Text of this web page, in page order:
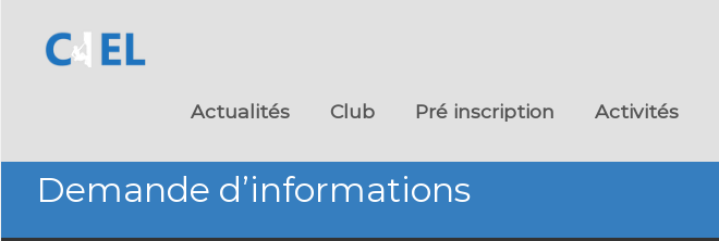
Actualités Club Pré inscription Activités
Demande d’informations